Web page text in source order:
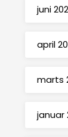
juni
april
marts
januar